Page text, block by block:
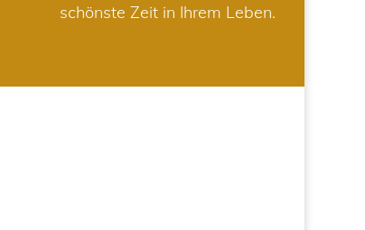
schönste Zeit in Ihrem Leben.